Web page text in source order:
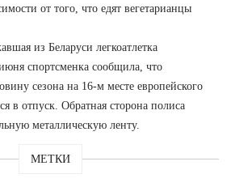
от того, что едят вегетарианцы
из Беларуси легкоатлетка
спортсменка сообщила, что
сезона на 16-м месте европейского
в отпуск. Обратная сторона полиса
металлическую ленту.
МЕТКИ